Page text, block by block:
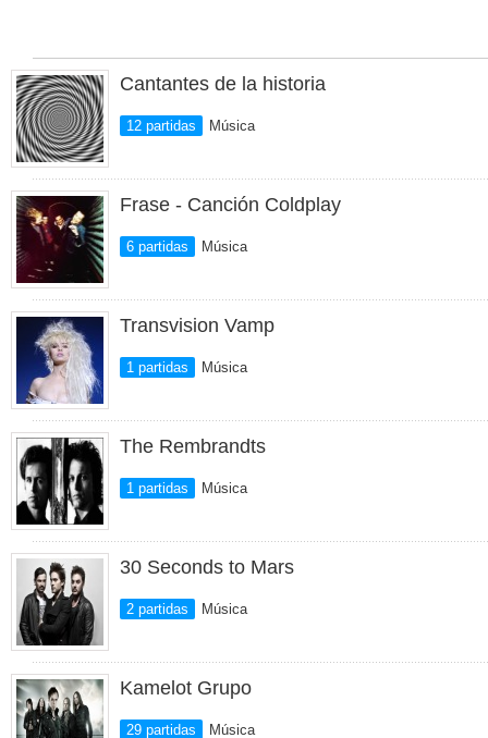
Cantantes de la historia
12 partidas Música
Frase - Canción Coldplay
6 partidas Música
Transvision Vamp
1 partidas Música
The Rembrandts
1 partidas Música
30 Seconds to Mars
2 partidas Música
Kamelot Grupo
29 partidas Música